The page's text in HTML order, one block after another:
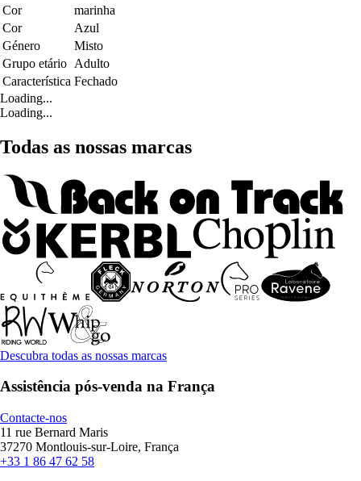
Cor
marinha
Cor
Azul
Género
Misto
Grupo etário Adulto
Característica Fechado
Loading...
Loading...
Todas as nossas marcas
Descubra todas as nossas marcas
Assistência pós-venda na França
Contacte-nos
11 rue Bernard Maris
37270 Montlouis-sur-Loire, França
+33 1 86 47 62 58